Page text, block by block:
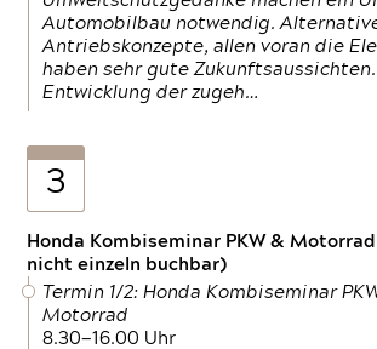
Automobilbau notwendig.
Antriebskonzepte, allen voran die
haben sehr gute
Entwicklung der zugeh…
3
Honda Kombiseminar PKW &
nicht einzeln buchbar)
Termin 1/2: Honda Kombiseminar
Motorrad
8.30—16.00 Uhr